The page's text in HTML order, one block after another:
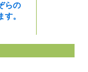
らの
。